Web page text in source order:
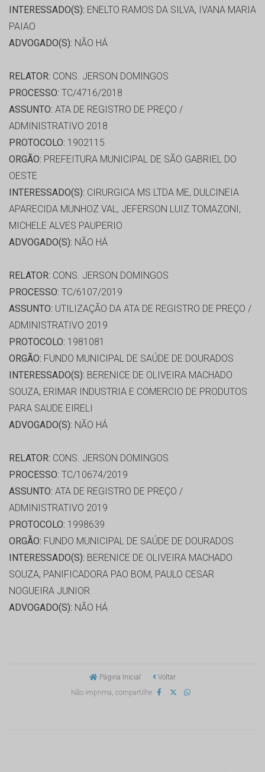
INTERESSADO(S): ENELTO RAMOS DA SILVA, IVANA MARIA
PAIAO
ADVOGADO(S): NÃO HÁ
RELATOR: CONS. JERSON DOMINGOS
PROCESSO: TC/4716/2018
ASSUNTO: ATA DE REGISTRO DE PREÇO /
ADMINISTRATIVO 2018
PROTOCOLO: 1902115
ORGÃO: PREFEITURA MUNICIPAL DE SÃO GABRIEL DO
OESTE
INTERESSADO(S): CIRURGICA MS LTDA ME, DULCINEIA
APARECIDA MUNHOZ VAL, JEFERSON LUIZ TOMAZONI,
MICHELE ALVES PAUPERIO
ADVOGADO(S): NÃO HÁ
RELATOR: CONS. JERSON DOMINGOS
PROCESSO: TC/6107/2019
ASSUNTO: UTILIZAÇÃO DA ATA DE REGISTRO DE PREÇO /
ADMINISTRATIVO 2019
PROTOCOLO: 1981081
ORGÃO: FUNDO MUNICIPAL DE SAÚDE DE DOURADOS
INTERESSADO(S): BERENICE DE OLIVEIRA MACHADO
SOUZA, ERIMAR INDUSTRIA E COMERCIO DE PRODUTOS
PARA SAUDE EIRELI
ADVOGADO(S): NÃO HÁ
RELATOR: CONS. JERSON DOMINGOS
PROCESSO: TC/10674/2019
ASSUNTO: ATA DE REGISTRO DE PREÇO /
ADMINISTRATIVO 2019
PROTOCOLO: 1998639
ORGÃO: FUNDO MUNICIPAL DE SAÚDE DE DOURADOS
INTERESSADO(S): BERENICE DE OLIVEIRA MACHADO
SOUZA, PANIFICADORA PAO BOM, PAULO CESAR
NOGUEIRA JUNIOR
ADVOGADO(S): NÃO HÁ
Página Inicial
Voltar
Não imprima, compartilhe